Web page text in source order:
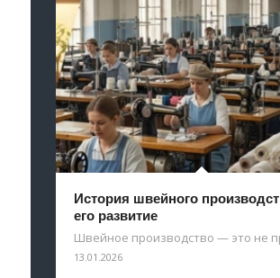
История швейного
его развитие
Швейное производство — это не
13.01.2026